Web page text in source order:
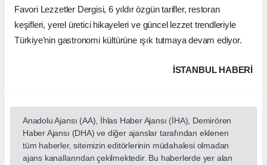
Favori Lezzetler Dergisi, 6 yıldır özgün tarifler, restoran
keşifleri, yerel üretici hikayeleri ve güncel lezzet trendleriyle
Türkiye’nin gastronomi kültürüne ışık tutmaya devam ediyor.
İSTANBUL HABERİ
Anadolu Ajansı (AA), İhlas Haber Ajansı (İHA), Demirören
Haber Ajansı (DHA) ve diğer ajanslar tarafından eklenen
tüm haberler, sitemizin editörlerinin müdahalesi olmadan
ajans kanallarından çekilmektedir. Bu haberlerde yer alan